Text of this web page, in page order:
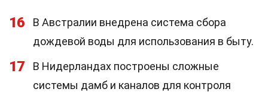
16
В Австралии внедрена система сбора
дождевой воды для использования в быту.
17
В Нидерландах построены сложные
системы дамб и каналов для контроля